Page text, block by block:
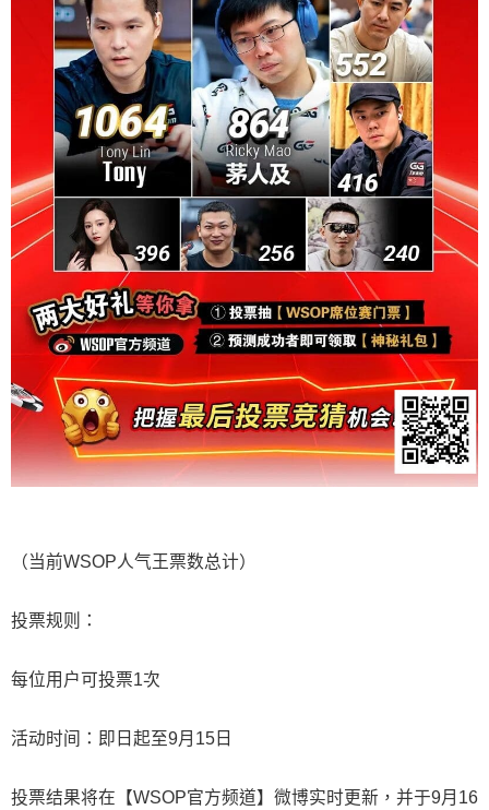
（当前WSOP人气王票数总计）
投票规则：
每位用户可投票1次
活动时间：即日起至9月15日
投票结果将在【WSOP官方频道】微博实时更新，并于9月16